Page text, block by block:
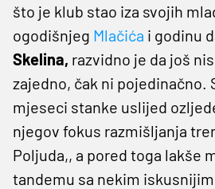
što je klub stao iza svojih
ogodišnjeg Mlačića i godinu
Skelina, razvidno je da još
zajedno, čak ni pojedinačno.
mjeseci stanke uslijed
njegov fokus razmišljanja
Poljuda,, a pored toga lakše
tandemu sa nekim